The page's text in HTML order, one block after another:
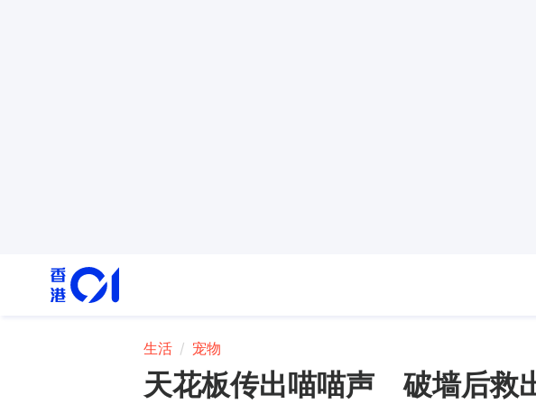
生活 宠物
天花板传出喵喵声 破墙后救